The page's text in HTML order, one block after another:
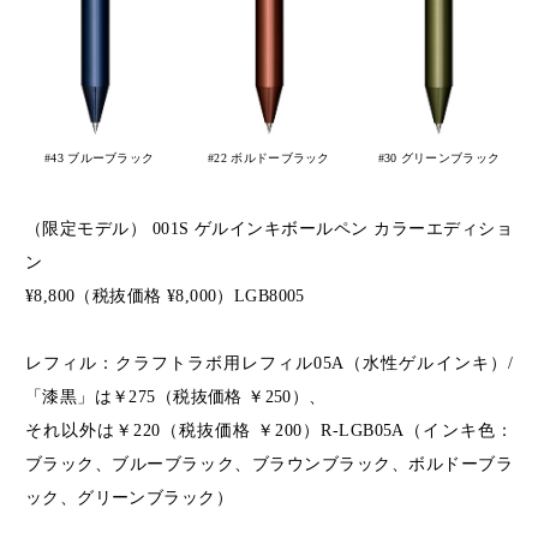
#43 ブルーブラック #22 ボルドーブラック #30 グリーンブラック
（限定モデル） 001S ゲルインキボールペン カラーエディショ
ン
¥8,800（税抜価格 ¥8,000）LGB8005
レフィル：クラフトラボ用レフィル05A（水性ゲルインキ）/
「漆黒」は￥275（税抜価格 ￥250）、
それ以外は￥220（税抜価格 ￥200）R-LGB05A（インキ色：
ブラック、ブルーブラック、ブラウンブラック、ボルドーブラ
ック、グリーンブラック）